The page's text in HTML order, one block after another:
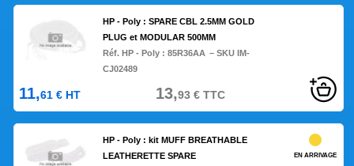
HP - Poly : SPARE CBL 2.5MM GOLD
PLUG et MODULAR 500MM
Réf. HP - Poly :85R36AA – SKU IM-
CJ02489
11,61 € HT 13,93€TTC
HP - Poly : kit MUFF BREATHABLE
LEATHERETTE SPARE
EN ARRIVAGE